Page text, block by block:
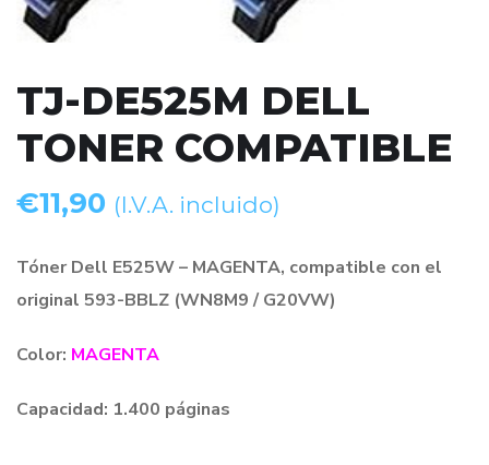
TJ-DE525M DELL
TONER COMPATIBLE
€11,90 (I.V.A. incluido)
Tóner Dell E525W – MAGENTA, compatible con el
original 593-BBLZ (WN8M9 / G20VW)
Color: MAGENTA
Capacidad: 1.400 páginas